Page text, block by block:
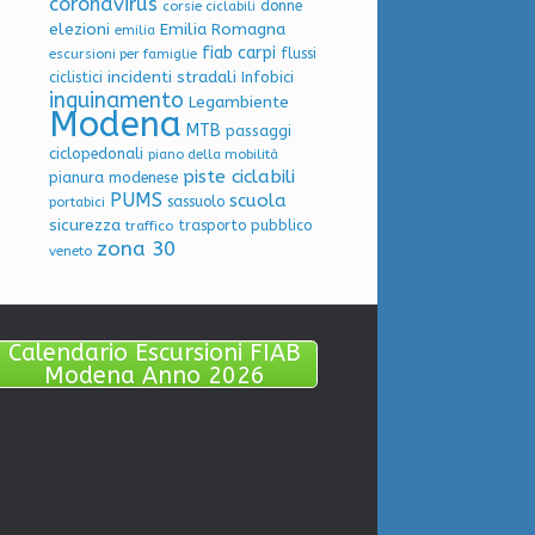
coronavirus corsie ciclabili donne
elezioni emilia Emilia Romagna
escursioni per famiglie fiab carpi flussi
ciclistici incidenti stradali Infobici
inquinamento Legambiente
Modena MTB passaggi
ciclopedonali piano della mobilità
pianura modenese piste ciclabili
portabici PUMS sassuolo scuola
sicurezza traffico trasporto pubblico
veneto zona 30
Calendario Escursioni FIAB
Modena Anno 2026